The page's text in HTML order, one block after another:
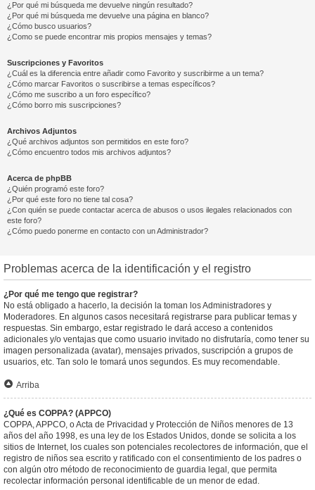
¿Por qué mi búsqueda me devuelve ningún resultado?
¿Por qué mi búsqueda me devuelve una página en blanco?
¿Cómo busco usuarios?
¿Como se puede encontrar mis propios mensajes y temas?
Suscripciones y Favoritos
¿Cuál es la diferencia entre añadir como Favorito y suscribirme a un tema?
¿Cómo marcar Favoritos o suscribirse a temas específicos?
¿Cómo me suscribo a un foro específico?
¿Cómo borro mis suscripciones?
Archivos Adjuntos
¿Qué archivos adjuntos son permitidos en este foro?
¿Cómo encuentro todos mis archivos adjuntos?
Acerca de phpBB
¿Quién programó este foro?
¿Por qué este foro no tiene tal cosa?
¿Con quién se puede contactar acerca de abusos o usos ilegales relacionados con
este foro?
¿Cómo puedo ponerme en contacto con un Administrador?
Problemas acerca de la identificación y el registro
¿Por qué me tengo que registrar?
No está obligado a hacerlo, la decisión la toman los Administradores y
Moderadores. En algunos casos necesitará registrarse para publicar temas y
respuestas. Sin embargo, estar registrado le dará acceso a contenidos
adicionales y/o ventajas que como usuario invitado no disfrutaría, como tener su
imagen personalizada (avatar), mensajes privados, suscripción a grupos de
usuarios, etc. Tan solo le tomará unos segundos. Es muy recomendable.
Arriba
¿Qué es COPPA? (APPCO)
COPPA, APPCO, o Acta de Privacidad y Protección de Niños menores de 13
años del año 1998, es una ley de los Estados Unidos, donde se solicita a los
sitios de Internet, los cuales son potenciales recolectores de información, que el
registro de niños sea escrito y ratificado con el consentimiento de los padres o
con algún otro método de reconocimiento de guardia legal, que permita
recolectar información personal identificable de un menor de edad.